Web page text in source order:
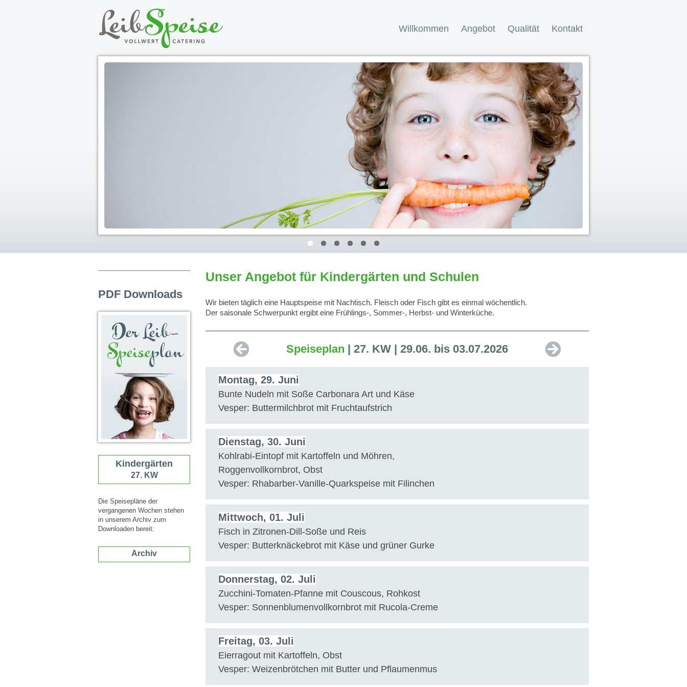
Willkommen Angebot Qualität Kontakt
PDF Downloads
Kindergärten
27. KW
Die Speisepläne der
vergangenen Wochen stehen
in unserem Archiv zum
Downloaden bereit:
Archiv
Unser Angebot für Kindergärten und Schulen
Wir bieten täglich eine Hauptspeise mit Nachtisch. Fleisch oder Fisch gibt es einmal wöchentlich.
Der saisonale Schwerpunkt ergibt eine Frühlings-, Sommer-, Herbst- und Winterküche.
Speiseplan | 27. KW | 29.06. bis 03.07.2026
Montag, 29. Juni
Bunte Nudeln mit Soße Carbonara Art und Käse
Vesper: Buttermilchbrot mit Fruchtaufstrich
Dienstag, 30. Juni
Kohlrabi-Eintopf mit Kartoffeln und Möhren,
Roggenvollkornbrot, Obst
Vesper: Rhabarber-Vanille-Quarkspeise mit Filinchen
Mittwoch, 01. Juli
Fisch in Zitronen-Dill-Soße und Reis
Vesper: Butterknäckebrot mit Käse und grüner Gurke
Donnerstag, 02. Juli
Zucchini-Tomaten-Pfanne mit Couscous, Rohkost
Vesper: Sonnenblumenvollkornbrot mit Rucola-Creme
Freitag, 03. Juli
Eierragout mit Kartoffeln, Obst
Vesper: Weizenbrötchen mit Butter und Pflaumenmus